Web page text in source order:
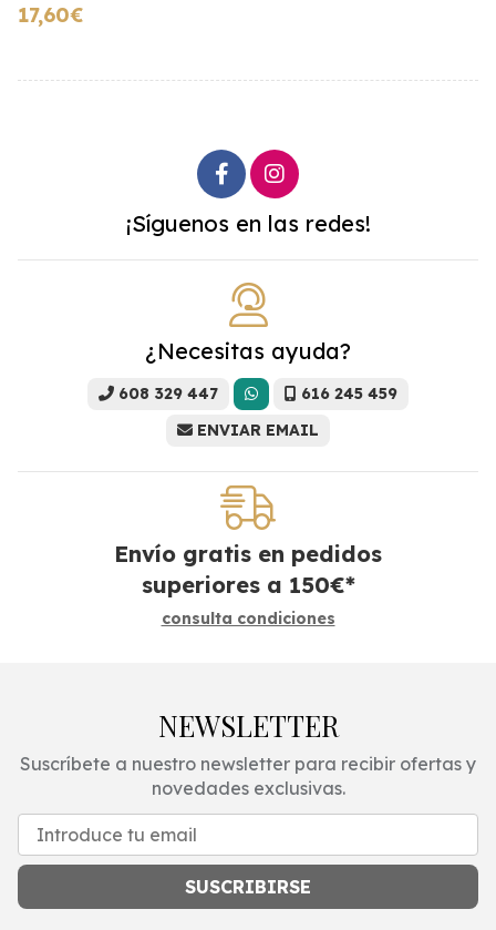
17,60€
¡Síguenos en las redes!
¿Necesitas ayuda?
608 329 447
616 245 459
ENVIAR EMAIL
Envío gratis en pedidos
superiores a 150€*
consulta condiciones
NEWSLETTER
Suscríbete a nuestro newsletter para recibir ofertas y
novedades exclusivas.
SUSCRIBIRSE